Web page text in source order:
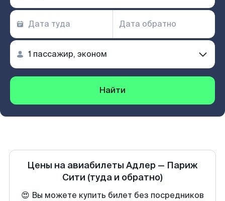
Найти
Цены на авиабилеты Адлер — Париж
Сити (туда и обратно)
😍 Вы можете купить билет без посредников